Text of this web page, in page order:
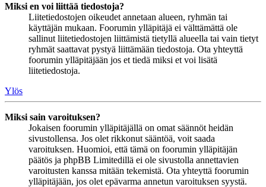
Miksi en voi liittää tiedostoja?
Liitetiedostojen oikeudet annetaan alueen, ryhmän tai
käyttäjän mukaan. Foorumin ylläpitäjä ei välttämättä ole
sallinut liitetiedostojen liittämistä tietyllä alueella tai vain tietyt
ryhmät saattavat pystyä liittämään tiedostoja. Ota yhteyttä
foorumin ylläpitäjään jos et tiedä miksi et voi lisätä
liitetiedostoja.
Ylös
Miksi sain varoituksen?
Jokaisen foorumin ylläpitäjällä on omat säännöt heidän
sivustollensa. Jos olet rikkonut sääntöä, voit saada
varoituksen. Huomioi, että tämä on foorumin ylläpitäjän
päätös ja phpBB Limitedillä ei ole sivustolla annettavien
varoitusten kanssa mitään tekemistä. Ota yhteyttä foorumin
ylläpitäjään, jos olet epävarma annetun varoituksen syystä.